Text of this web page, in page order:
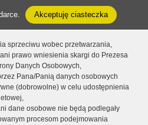
Akceptuję ciasteczka
sprzeciwu wobec przetwarzania,
prawo wniesienia skargi do Prezesa
Danych Osobowych,
Pana/Panią danych osobowych
(dobrowolne) w celu udostępnienia
dane osobowe nie będą podlegały
procesom podejmowania